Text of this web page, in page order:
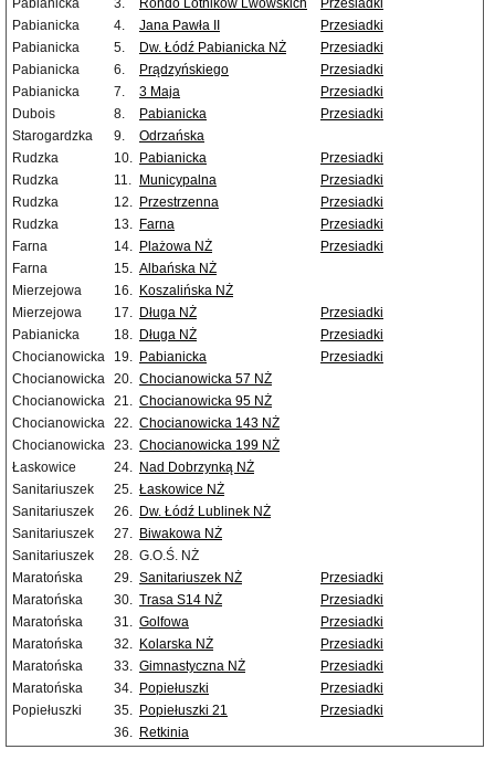
Pabianicka
3. Rondo Lotników Lwowskich
Przesiadki
Pabianicka
4. Jana Pawła II
Przesiadki
Pabianicka
5. Dw. Łódź Pabianicka NŻ
Przesiadki
Pabianicka
6. Prądzyńskiego
Przesiadki
Pabianicka
7. 3 Maja
Przesiadki
Dubois
8. Pabianicka
Przesiadki
Starogardzka
9.
Odrzańska
Rudzka
10. Pabianicka
Przesiadki
Rudzka
11. Municypalna
Przesiadki
Rudzka
12. Przestrzenna
Przesiadki
Rudzka
13. Farna
Przesiadki
Farna
14. Plażowa NŻ
Przesiadki
Farna
15. Albańska NŻ
Mierzejowa
16. Koszalińska NŻ
Mierzejowa
17. Długa NŻ
Przesiadki
Pabianicka
18. Długa NŻ
Przesiadki
Chocianowicka
19. Pabianicka
Przesiadki
Chocianowicka 20. Chocianowicka 57 NŻ
Chocianowicka 21. Chocianowicka 95 NŻ
Chocianowicka 22. Chocianowicka 143 NŻ
Chocianowicka 23. Chocianowicka 199 NŻ
Łaskowice
24. Nad Dobrzynką NŻ
Sanitariuszek
25. Łaskowice NŻ
Sanitariuszek
26. Dw. Łódź Lublinek NŻ
Sanitariuszek
27. Biwakowa NŻ
Sanitariuszek
28. G.O.Ś. NŻ
Maratońska
29. Sanitariuszek NŻ
Przesiadki
Maratońska
30. Trasa S14 NŻ
Przesiadki
Maratońska
31. Golfowa
Przesiadki
Maratońska
32. Kolarska NŻ
Przesiadki
Maratońska
33. Gimnastyczna NŻ
Przesiadki
Maratońska
34. Popiełuszki
Przesiadki
Popiełuszki
35. Popiełuszki 21
Przesiadki
36. Retkinia